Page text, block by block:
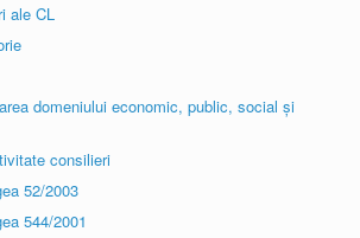
ale CL
domeniului economic, public, social și
consilieri
52/2003
544/2001